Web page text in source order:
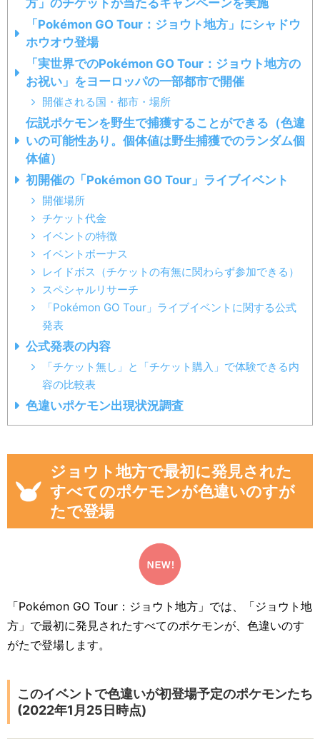
「Pokémon GO Tour：ジョウト地方」にシャドウ
ホウオウ登場
「実世界でのPokémon GO Tour：ジョウト地方の
お祝い」をヨーロッパの一部都市で開催
開催される国・都市・場所
伝説ポケモンを野生で捕獲することができる（色違
いの可能性あり。個体値は野生捕獲でのランダム個
体値）
初開催の「Pokémon GO Tour」ライブイベント
開催場所
チケット代金
イベントの特徴
イベントボーナス
レイドボス（チケットの有無に関わらず参加できる）
スペシャルリサーチ
「Pokémon GO Tour」ライブイベントに関する公式
発表
公式発表の内容
「チケット無し」と「チケット購入」で体験できる内
容の比較表
色違いポケモン出現状況調査
ジョウト地方で最初に発見された
すべてのポケモンが色違いのすが
たで登場
「Pokémon GO Tour：ジョウト地方」では、「ジョウト地
方」で最初に発見されたすべてのポケモンが、色違いのす
がたで登場します。
このイベントで色違いが初登場予定のポケモンたち
(2022年1月25日時点)